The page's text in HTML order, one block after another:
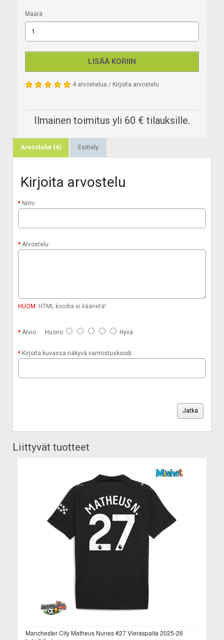
Määrä
LISÄÄ KORIIN
4 arvostelua / Kirjoita arvostelu
Ilmainen toimitus yli 60 € tilauksille.
Arvostelut (4) Esittely
Kirjoita arvostelu
Nimi:
Arvostelu:
HUOM: HTML koodia ei käänetä!
Arvio: Huono Hyvä
Kirjoita kuvassa näkyvä varmistuskoodi:
Jatka
Liittyvät tuotteet
Manchester City Matheus Nunes #27 Vieraspaita 2025-26